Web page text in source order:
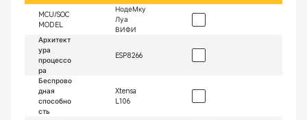
MCU/SOC
MODEL
НодеМку
Луа
ВИФИ
Архитект
ура
процессо
ра
ESP8266
Беспрово
дная
способно
сть
Xtensa
L106